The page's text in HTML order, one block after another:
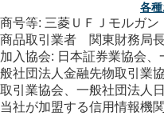
各
商号等: 三菱ＵＦＪモルガ
商品取引業者 関東財務局
加入協会: 日本証券業協会
般社団法人金融先物取引業
取引業協会、一般社団法人
当社が加盟する信用情報機